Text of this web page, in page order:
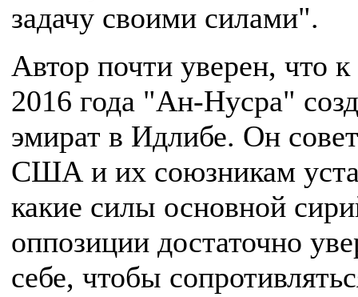
задачу своими силами".
Автор почти уверен, что
2016 года "Ан-Нусра"
эмират в Идлибе. Он
США и их союзникам
какие силы основной
оппозиции достаточно
себе, чтобы